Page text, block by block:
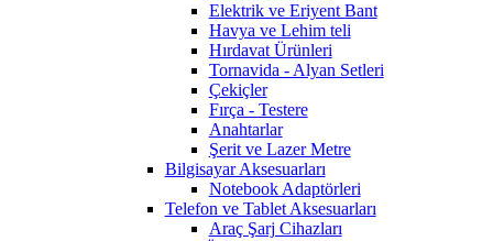
Elektrik ve Eriyent Bant
Havya ve Lehim teli
Hırdavat Ürünleri
Tornavida - Alyan Setleri
Çekiçler
Fırça - Testere
Anahtarlar
Şerit ve Lazer Metre
Bilgisayar Aksesuarları
Notebook Adaptörleri
Telefon ve Tablet Aksesuarları
Araç Şarj Cihazları